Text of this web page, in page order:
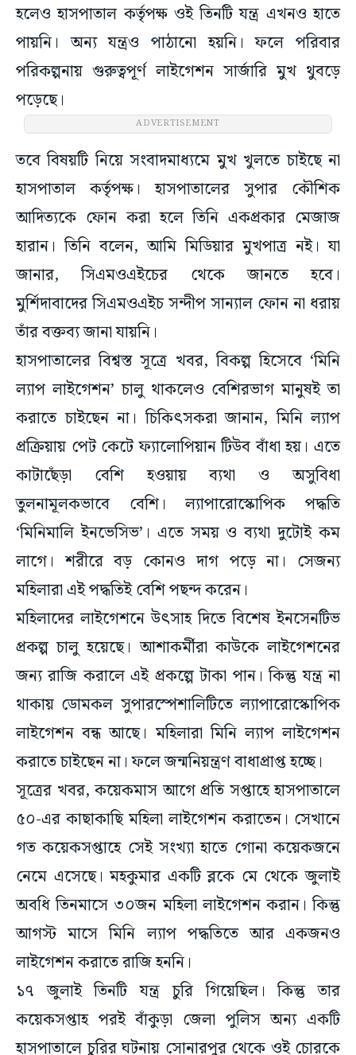
হলেও হাসপাতাল কর্তৃপক্ষ ওই তিনটি যন্ত্র এখনও হাতে
পায়নি। অন্য যন্ত্রও পাঠানো হয়নি। ফলে পরিবার
পরিকল্পনায় গুরুত্বপূর্ণ লাইগেশন সার্জারি মুখ থুবড়ে
পড়েছে।
ADVERTISEMENT
তবে বিষয়টি নিয়ে সংবাদমাধ্যমে মুখ খুলতে চাইছে না
হাসপাতাল কর্তৃপক্ষ। হাসপাতালের সুপার কৌশিক
আদিত্যকে ফোন করা হলে তিনি একপ্রকার মেজাজ
হারান। তিনি বলেন, আমি মিডিয়ার মুখপাত্র নই। যা
জানার, সিএমওএইচের থেকে জানতে হবে।
মুর্শিদাবাদের সিএমওএইচ সন্দীপ সান্যাল ফোন না ধরায়
তাঁর বক্তব্য জানা যায়নি।
হাসপাতালের বিশ্বস্ত সূত্রে খবর, বিকল্প হিসেবে ‘মিনি
ল্যাপ লাইগেশন’ চালু থাকলেও বেশিরভাগ মানুষই তা
করাতে চাইছেন না। চিকিৎসকরা জানান, মিনি ল্যাপ
প্রক্রিয়ায় পেট কেটে ফ্যালোপিয়ান টিউব বাঁধা হয়। এতে
কাটাছেঁড়া বেশি হওয়ায় ব্যথা ও অসুবিধা
তুলনামূলকভাবে বেশি। ল্যাপারোস্কোপিক পদ্ধতি
‘মিনিমালি ইনভেসিভ’। এতে সময় ও ব্যথা দুটোই কম
লাগে। শরীরে বড় কোনও দাগ পড়ে না। সেজন্য
মহিলারা এই পদ্ধতিই বেশি পছন্দ করেন।
মহিলাদের লাইগেশনে উৎসাহ দিতে বিশেষ ইনসেনটিভ
প্রকল্প চালু হয়েছে। আশাকর্মীরা কাউকে লাইগেশনের
জন্য রাজি করালে এই প্রকল্পে টাকা পান। কিন্তু যন্ত্র না
থাকায় ডোমকল সুপারস্পেশালিটিতে ল্যাপারোস্কোপিক
লাইগেশন বন্ধ আছে। মহিলারা মিনি ল্যাপ লাইগেশন
করাতে চাইছেন না। ফলে জন্মনিয়ন্ত্রণ বাধাপ্রাপ্ত হচ্ছে।
সূত্রের খবর, কয়েকমাস আগে প্রতি সপ্তাহে হাসপাতালে
৫০-এর কাছাকাছি মহিলা লাইগেশন করাতেন। সেখানে
গত কয়েকসপ্তাহে সেই সংখ্যা হাতে গোনা কয়েকজনে
নেমে এসেছে। মহকুমার একটি ব্লকে মে থেকে জুলাই
অবধি তিনমাসে ৩০জন মহিলা লাইগেশন করান। কিন্তু
আগস্ট মাসে মিনি ল্যাপ পদ্ধতিতে আর একজনও
লাইগেশন করাতে রাজি হননি।
১৭ জুলাই তিনটি যন্ত্র চুরি গিয়েছিল। কিন্তু তার
কয়েকসপ্তাহ পরই বাঁকুড়া জেলা পুলিস অন্য একটি
হাসপাতালে চুরির ঘটনায় সোনারপুর থেকে ওই চোরকে